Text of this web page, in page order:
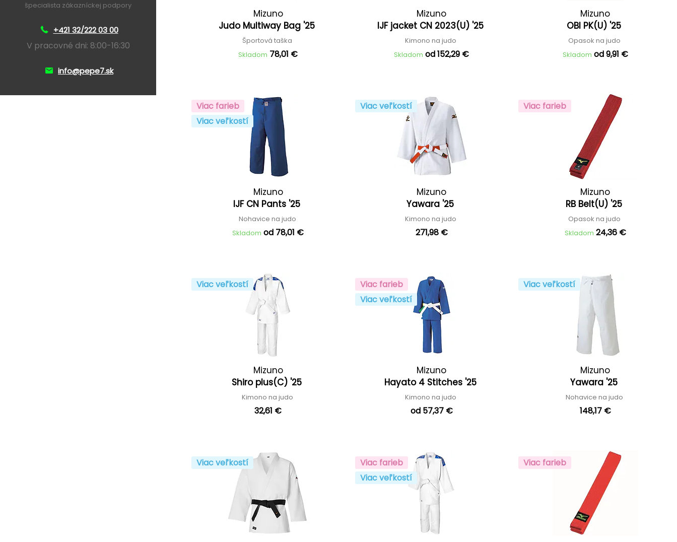
špecialista zákazníckej podpory
+421 32/222 03 00
V pracovné dni: 8:00-16:30
info@pepe7.sk
Mizuno
Judo Multiway Bag '25
Športová taška
Skladom 78,01 €
Mizuno
IJF jacket CN 2023(U) '25
Kimono na judo
Skladom od 152,29 €
Mizuno
OBI PK(U) '25
Opasok na judo
Skladom od 9,91 €
Viac farieb
Viac veľkostí
Mizuno
IJF CN Pants '25
Nohavice na judo
Skladom od 78,01 €
Viac veľkostí
Mizuno
Yawara '25
Kimono na judo
271,98 €
Viac farieb
Mizuno
RB Belt(U) '25
Opasok na judo
Skladom 24,36 €
Viac veľkostí
Mizuno
Shiro plus(C) '25
Kimono na judo
32,61 €
Viac farieb
Viac veľkostí
Mizuno
Hayato 4 Stitches '25
Kimono na judo
od 57,37 €
Viac veľkostí
Mizuno
Yawara '25
Nohavice na judo
148,17 €
Viac veľkostí
Viac farieb
Viac veľkostí
Viac farieb